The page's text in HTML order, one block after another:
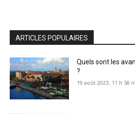
ARTICLES POPULAIRES
Quels sont les
?
19 août 2023, 11 h 58